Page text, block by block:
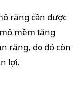
răng cần được
mềm tăng
răng, do đó còn
lợi.